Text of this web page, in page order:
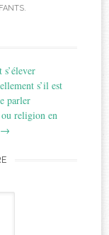
.
s’élever
s’il est
parler
religion en
→